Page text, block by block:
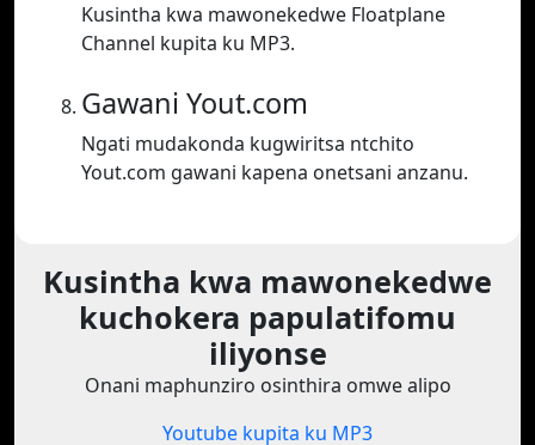
Kusintha kwa mawonekedwe Floatplane
Channel kupita ku MP3.
Gawani Yout.com
Ngati mudakonda kugwiritsa ntchito
Yout.com gawani kapena onetsani anzanu.
Kusintha kwa mawonekedwe
kuchokera papulatifomu
iliyonse
Onani maphunziro osinthira omwe alipo
Youtube kupita ku MP3